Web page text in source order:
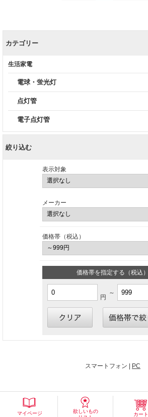
カテゴリー
生活家電
電球・蛍光灯
点灯管
電子点灯管
絞り込む
表示対象
メーカー
価格帯（税込）
価格帯を指定する（税込）
円
～
スマートフォン | PC
マイページ
欲しいもの
カート